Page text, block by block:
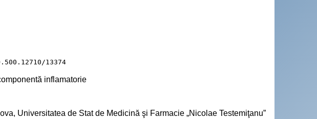
13374
inflamatorie
Universitatea de Stat de Medicină şi Farmacie „Nicolae Testemiţanu”